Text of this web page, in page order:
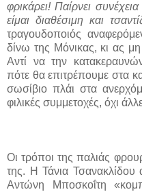
φρικάρει! Παίρνει
είμαι διαθέσιμη και
τραγουδοποιός
δίνω της Μόνικας, κι ας
Αντί να την
πότε θα επιτρέπουμε στα
σωσίβιο πλάι στα
φιλικές συμμετοχές, όχι
Οι τρόποι της παλιάς
της. Η Τάνια
Αντώνη Μποσκοΐτη